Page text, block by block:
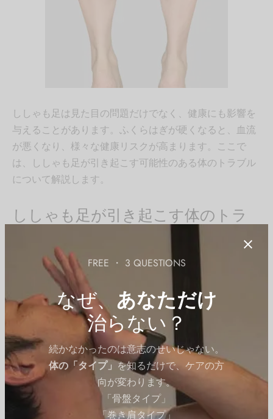
FREE ・ 3 QUESTIONS
なぜ、 あなただけ
治らない？
続かなかったのは意志のせいじゃない。
体の「タイプ」を知るだけで、ケアの方
向が変わります。
「骨盤タイプ」
「巻き肩タイプ」
ししゃも足は見た目の問題だけでなく、健康にも影響を
与えることがあります。ふくらはぎが硬くなると、血流
が悪くなり、様々な健康リスクが高まります。ここで
は、ししゃも足が引き起こす可能性のある体のトラブル
について解説します。
ししゃも足が引き起こす体のトラ
ししゃも足は見た目の問題だけでなく、様々な健康リス
クを伴います。
悪くなり、体全体の調子が悪くなる可能性があります。
例えば、ししゃも足は冷え性の原因となることがありま
す。ふくらはぎの筋肉が硬くなると、血流が悪くなり、
足先まで十分な血液が届かなくなります。これにより、
足が冷えやすくなり、冷え性が悪化します。また、ふく
らはぎの筋肉が硬くなることで、足のむくみやすさも増